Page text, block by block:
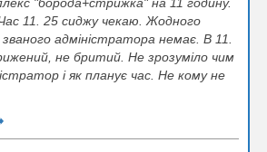
"борода+стрижка" на 11 годину.
11. 25 сиджу чекаю. Жодного
адміністратора немає. В 11.
не бритий. Не зрозуміло чим
і як планує час. Не кому не